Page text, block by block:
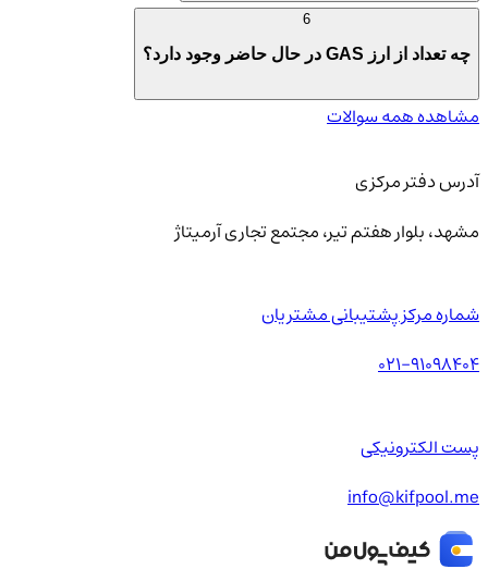
چه تعداد از ارز GAS در حال حاضر وجود دارد؟
مشاهده همه سوالات
آدرس دفتر مرکزی
مشهد، بلوار هفتم تیر، مجتمع تجاری آرمیتاژ
شماره مرکز پشتیبانی مشتریان
021-91098404
پست الکترونیکی
info@kifpool.me